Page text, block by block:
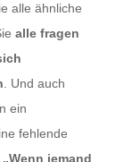
alle ähnliche
alle fragen
. Und auch
ein
fehlende
„Wenn jemand